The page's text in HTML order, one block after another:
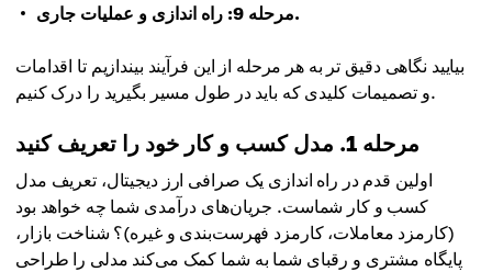
مرحله 9: راه اندازی و عملیات جاری.
بیایید نگاهی دقیق تر به هر مرحله از این فرآیند بیندازیم تا اقدامات
و تصمیمات کلیدی که باید در طول مسیر بگیرید را درک کنیم.
مرحله 1. مدل کسب و کار خود را تعریف کنید
اولین قدم در راه اندازی یک صرافی ارز دیجیتال، تعریف مدل
کسب و کار شماست. جریان‌های درآمدی شما چه خواهد بود
(کارمزد معاملات، کارمزد فهرست‌بندی و غیره)؟ شناخت بازار،
پایگاه مشتری و رقبای شما به شما کمک می‌کند مدلی را طراحی